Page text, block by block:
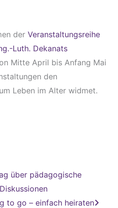
der Veranstaltungsreihe
Luth. Dekanats
Mitte April bis Anfang Mai
den
Leben im Alter widmet.
über pädagogische
to go – einfach heiraten